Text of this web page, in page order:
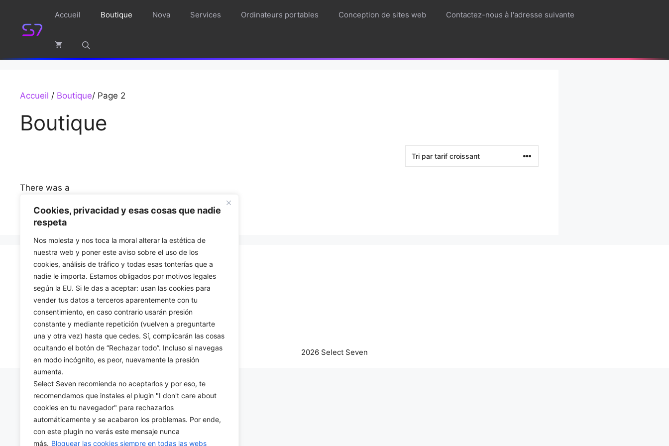
Cookies, privacidad y esas cosas que nadie
respeta
Nos molesta y nos toca la moral alterar la estética de
nuestra web y poner este aviso sobre el uso de los
cookies, análisis de tráfico y todas esas tonterías que a
nadie le importa. Estamos obligados por motivos legales
según la EU. Si le das a aceptar: usan las cookies para
vender tus datos a terceros aparentemente con tu
consentimiento, en caso contrario usarán presión
constante y mediante repetición (vuelven a preguntarte
una y otra vez) hasta que cedes. Sí, complicarán las cosas
ocultando el botón de “Rechazar todo”. Incluso si navegas
en modo incógnito, es peor, nuevamente la presión
aumenta.
Select Seven recomienda no aceptarlos y por eso, te
recomendamos que instales el plugin "I don't care about
cookies en tu navegador" para rechazarlos
automáticamente y se acabaron los problemas. Por ende,
con este plugin no verás este mensaje nunca
más. Bloquear las cookies siempre en todas las webs
contenu
Accueil Boutique Nova Services Ordinateurs portables Conception de sites web Contactez-nous à l'adresse suivante
Accueil / Boutique/ Page 2
Boutique
There was a
CONTACTEZ-NOUS
699425444
info@selectseven.net
2026 Select Seven